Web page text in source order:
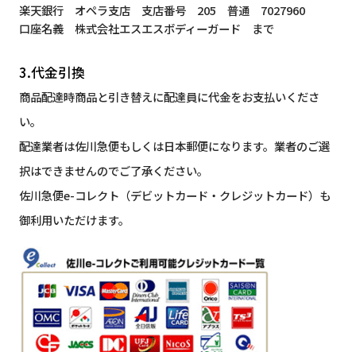
楽天銀行 オペラ支店 支店番号 205 普通 7027960
口座名義 株式会社エスエスボディーガード まで
3.代金引換
商品配達時商品と引き替えに配達員に代金をお支払いくださ
い。
配達業者は佐川急便もしくは日本郵便になります。業者のご選
択はできませんのでご了承ください。
佐川急便e-コレクト（デビットカード・クレジットカード）も
御利用いただけます。